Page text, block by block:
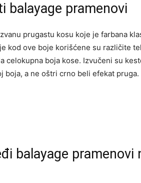
balayage pramenovi
prugastu kosu koje je farbana
kod ove boje korišćene su različite
celokupna boja kose. Izvučeni su
boja, a ne oštri crno beli efekat pruga.
balayage pramenovi